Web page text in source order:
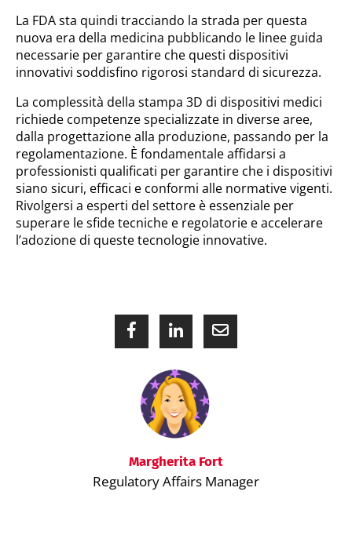
La FDA sta quindi tracciando la strada per questa
nuova era della medicina pubblicando le linee guida
necessarie per garantire che questi dispositivi
innovativi soddisfino rigorosi standard di sicurezza.
La complessità della stampa 3D di dispositivi medici
richiede competenze specializzate in diverse aree,
dalla progettazione alla produzione, passando per la
regolamentazione. È fondamentale affidarsi a
professionisti qualificati per garantire che i dispositivi
siano sicuri, efficaci e conformi alle normative vigenti.
Rivolgersi a esperti del settore è essenziale per
superare le sfide tecniche e regolatorie e accelerare
l’adozione di queste tecnologie innovative.
Margherita Fort
Regulatory Affairs Manager